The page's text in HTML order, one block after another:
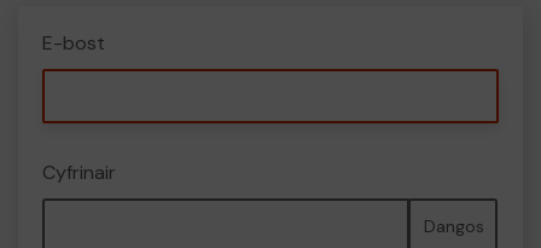
E-bost
Cyfrinair
Dangos